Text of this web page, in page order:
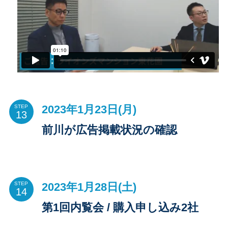
STEP
2023年1月23日(月)
前川が広告掲載状況の確認
STEP
2023年1月28日(土)
第1回内覧会 / 購入申し込み2社